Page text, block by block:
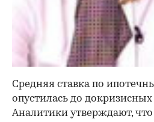
Средняя ставка по
опустилась до
Аналитики утверждают,